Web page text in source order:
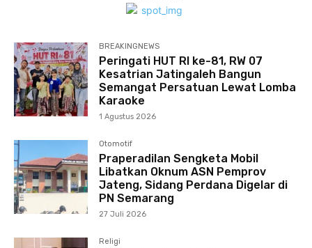
BREAKINGNEWS
Peringati HUT RI ke-81, RW 07
Kesatrian Jatingaleh Bangun
Semangat Persatuan Lewat Lomba
Karaoke
1 Agustus 2026
Otomotif
Praperadilan Sengketa Mobil
Libatkan Oknum ASN Pemprov
Jateng, Sidang Perdana Digelar di
PN Semarang
27 Juli 2026
Religi